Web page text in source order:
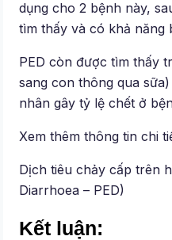
dụng cho 2 bệnh này,
tìm thấy và có khả năng
PED còn được tìm thấy
sang con thông qua
nhân gây tỷ lệ chết ở
Xem thêm thông tin chi
Dịch tiêu chảy cấp trên
Diarrhoea – PED)
Kết luận: